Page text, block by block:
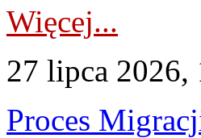
Więcej...
27 lipca 2026,
Proces